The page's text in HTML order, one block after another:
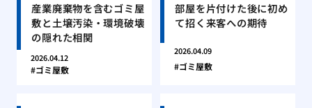
産業廃棄物を含むゴミ屋
敷と土壌汚染・環境破壊
の隠れた相関
2026.04.12
ゴミ屋敷
部屋を片付けた後に初め
て招く来客への期待
2026.04.09
ゴミ屋敷